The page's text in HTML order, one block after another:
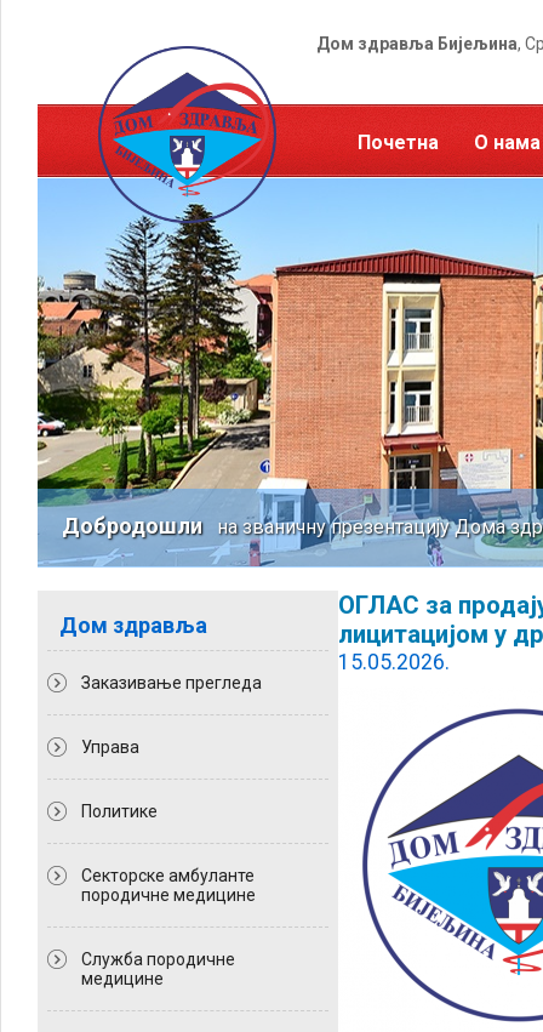
Дом здравља Бијељина,
Почетна О нама
Добродошлина званичну презентацију Дома
Дом здравља
Заказивање прегледа
Управа
Политикe
Секторске амбуланте
породичне медицине
Служба породичне
медицине
ОГЛАС за
лицитацијом у
15.05.2026.